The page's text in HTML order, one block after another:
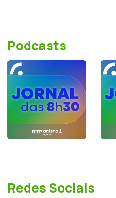
Podcasts
Redes Sociais